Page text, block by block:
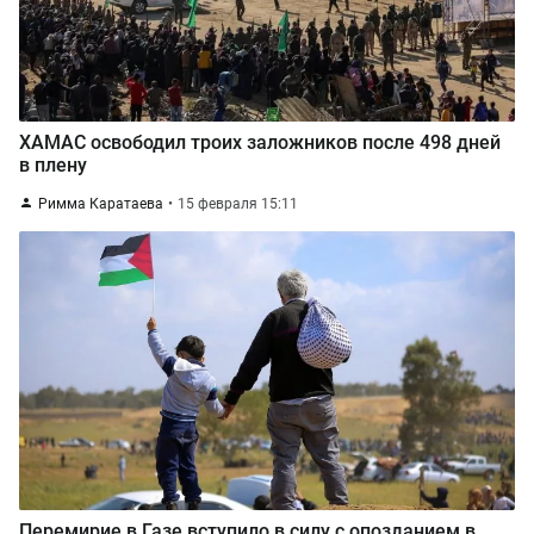
ХАМАС освободил троих заложников после 498 дней
в плену
Римма Каратаева 15 февраля 15:11